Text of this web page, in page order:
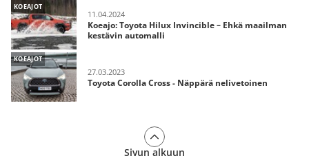
KOEAJOT
11.04.2024
Koeajo: Toyota Hilux Invincible – Ehkä maailman
kestävin automalli
KOEAJOT
27.03.2023
Toyota Corolla Cross - Näppärä nelivetoinen
Sivun alkuun